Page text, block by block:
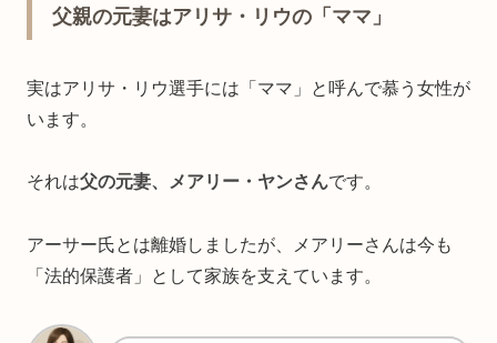
父親の元妻はアリサ・リウの「ママ」
実はアリサ・リウ選手には「ママ」と呼んで慕う女性が
います。
それは父の元妻、メアリー・ヤンさんです。
アーサー氏とは離婚しましたが、メアリーさんは今も
「法的保護者」として家族を支えています。